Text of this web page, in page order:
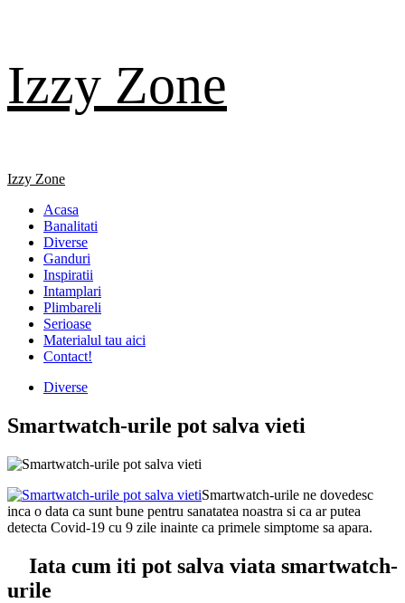
content
Izzy Zone
Primary
Izzy Zone
Acasa
Banalitati
Diverse
Ganduri
Inspiratii
Intamplari
Plimbareli
Serioase
Materialul tau aici
Contact!
Diverse
Smartwatch-urile pot salva vieti
Smartwatch-urile ne dovedesc
inca o data ca sunt bune pentru sanatatea noastra si ca ar putea
detecta Covid-19 cu 9 zile inainte ca primele simptome sa apara.
Iata cum iti pot salva viata smartwatch-
urile